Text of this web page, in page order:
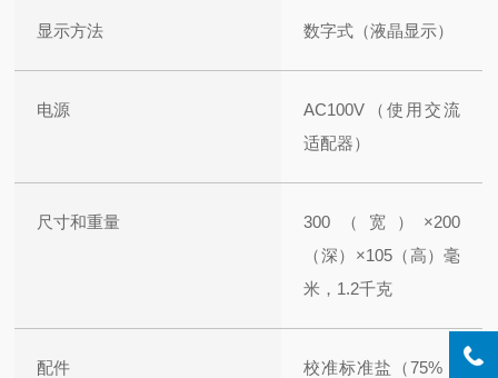
显示方法 数字式（液晶显示）
电源
AC100V（使用交流
适配器）
尺寸和重量
300（宽）×200
（深）×105（高）毫
米，1.2千克
配件
校准标准盐（75% R